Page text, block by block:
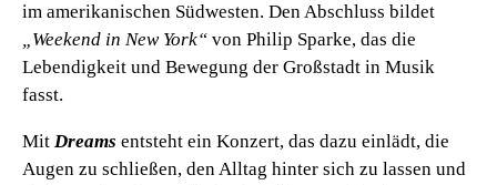
im amerikanischen Südwesten. Den Abschluss bildet
„Weekend in New York“ von Philip Sparke, das die
Lebendigkeit und Bewegung der Großstadt in Musik
fasst.
Mit Dreams entsteht ein Konzert, das dazu einlädt, die
Augen zu schließen, den Alltag hinter sich zu lassen und